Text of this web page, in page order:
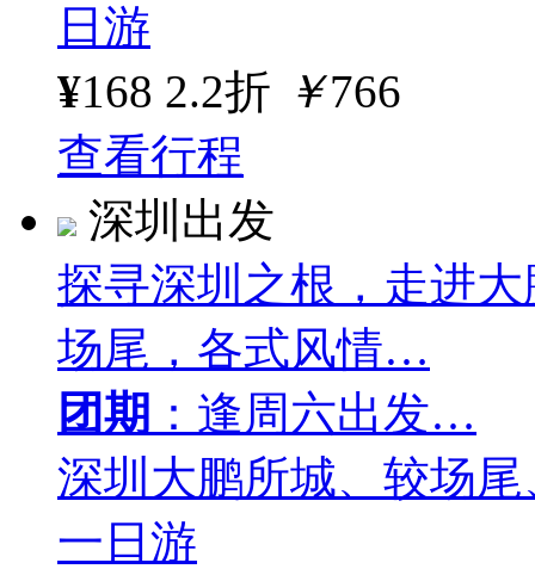
日游
¥168 2.2折 ￥766
查看行程
深圳出发
探寻深圳之根，走进
场尾，各式风情…
团期 ：逢周六出发…
深圳大鹏所城、较场
一日游